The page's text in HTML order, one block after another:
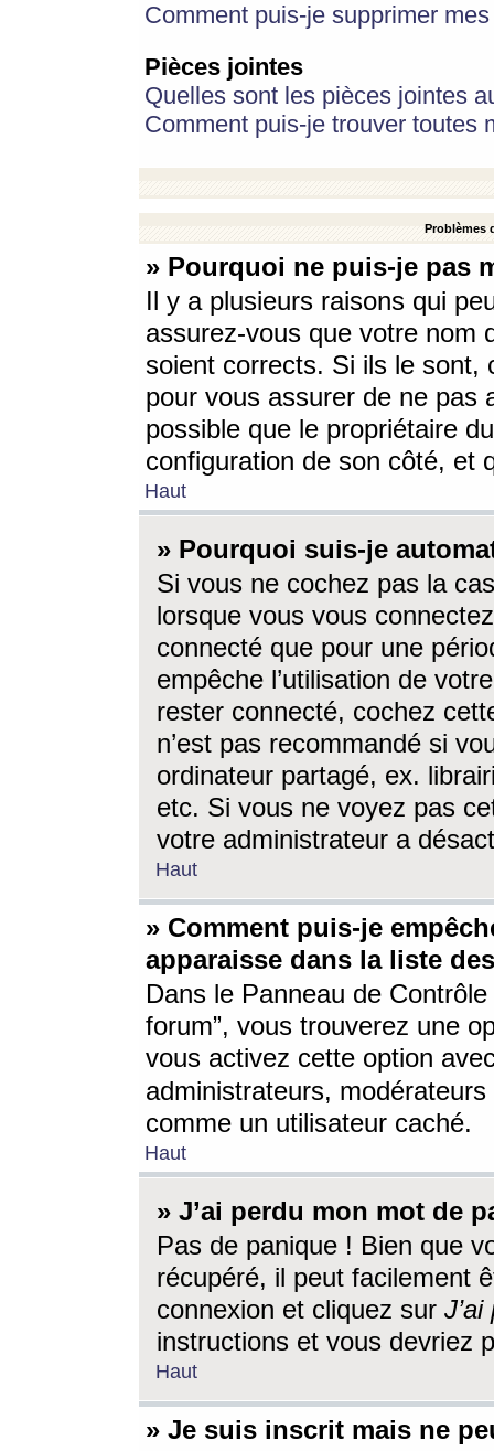
Comment puis-je supprimer
Pièces jointes
Quelles sont les pièces jointes
Comment puis-je trouver toutes
Problèmes
» Pourquoi ne puis-je pas
Il y a plusieurs raisons qui
assurez-vous que votre nom
soient corrects. Si ils le sont,
pour vous assurer de ne pas
possible que le propriétaire
configuration de son côté, et
Haut
» Pourquoi suis-je
Si vous ne cochez pas la
lorsque vous vous
connecté que pour une
empêche l’utilisation de
rester connecté, cochez
n’est pas recommandé si
ordinateur partagé, ex.
etc. Si vous ne voyez pas
votre administrateur a
Haut
» Comment puis-je
apparaisse dans la liste
Dans le Panneau de
forum”, vous trouverez une
vous activez cette option
administrateurs,
comme un utilisateur caché.
Haut
» J’ai perdu mon mot de
Pas de panique ! Bien que
récupéré, il peut facilement
connexion et cliquez sur
instructions et vous devriez
Haut
» Je suis inscrit mais ne